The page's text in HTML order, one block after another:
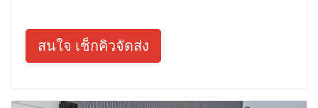
สนใจ เช็กคิวจัดส่ง